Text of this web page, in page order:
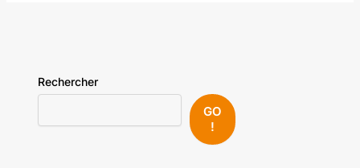
Rechercher
GO
!